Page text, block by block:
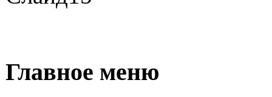
Главное меню